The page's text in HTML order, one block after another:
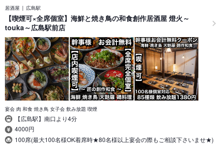
居酒屋 広島駅
【喫煙可×全席個室】海鮮と焼き鳥の和食創作居酒屋 燈火～
touka～広島駅前店
宴会 肉 和食 焼き鳥 女子会 飲み放題 喫煙
【広島駅】南口より4分
4000円
100席(最大100名様OK着席時★80名様以上宴会の際もご相談下さいませ★)